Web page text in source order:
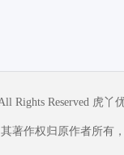
Rights Reserved 虎丫
著作权归原作者所有